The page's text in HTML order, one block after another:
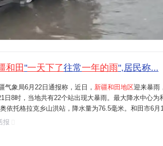
和田 "一天下了往常一年的雨",居民称...
气象局6月22日通报称，近日， 新疆和田地区迎来暴雨
日8时，当地共有22个站出现大暴雨。最大降水中心为
依托格拉克乡山洪站，降水量为76.5毫米。和田市6月
时的单日降水量为64.7毫米，这个数字超过当地全年平
报